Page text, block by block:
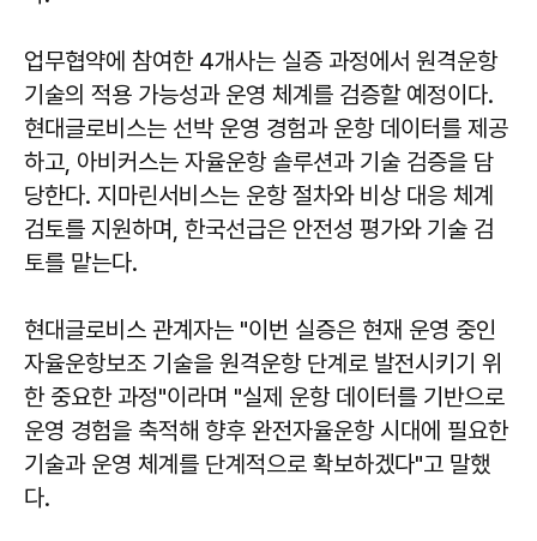
업무협약에 참여한 4개사는 실증 과정에서 원격운항
기술의 적용 가능성과 운영 체계를 검증할 예정이다.
현대글로비스는 선박 운영 경험과 운항 데이터를 제공
하고, 아비커스는 자율운항 솔루션과 기술 검증을 담
당한다. 지마린서비스는 운항 절차와 비상 대응 체계
검토를 지원하며, 한국선급은 안전성 평가와 기술 검
토를 맡는다.
현대글로비스 관계자는 "이번 실증은 현재 운영 중인
자율운항보조 기술을 원격운항 단계로 발전시키기 위
한 중요한 과정"이라며 "실제 운항 데이터를 기반으로
운영 경험을 축적해 향후 완전자율운항 시대에 필요한
기술과 운영 체계를 단계적으로 확보하겠다"고 말했
다.